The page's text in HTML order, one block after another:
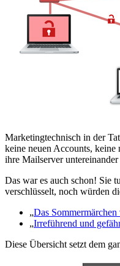
Marketingtechnisch in der
keine neuen Accounts,
ihre Mailserver
Das war es auch schon! Sie
verschlüsselt, noch würden
„Das
„Irreführend und
Diese Übersicht setzt dem